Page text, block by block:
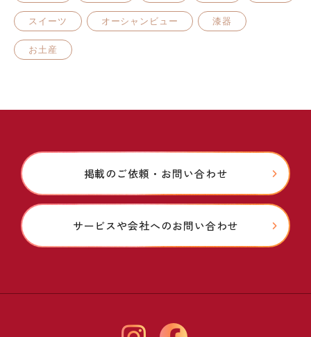
スイーツ オーシャンビュー 漆器
お土産
掲載のご依頼・お問い合わせ
サービスや会社へのお問い合わせ